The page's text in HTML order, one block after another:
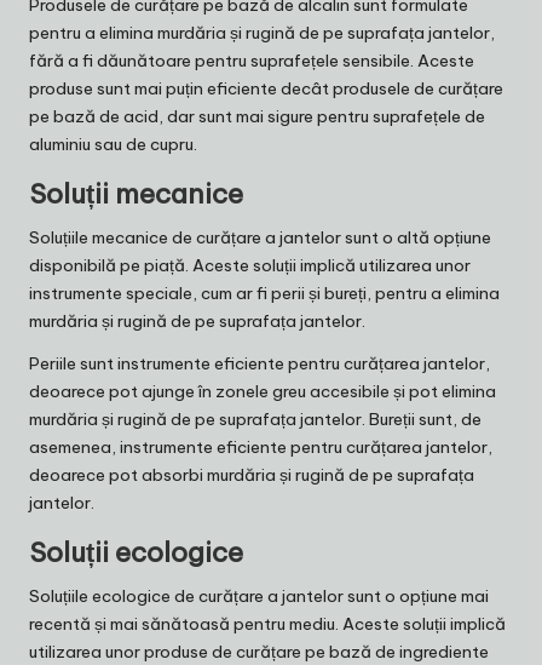
Produsele de curățare pe bază de alcalin sunt formulate
pentru a elimina murdăria și rugină de pe suprafața jantelor,
fără a fi dăunătoare pentru suprafețele sensibile. Aceste
produse sunt mai puțin eficiente decât produsele de curățare
pe bază de acid, dar sunt mai sigure pentru suprafețele de
aluminiu sau de cupru.
Soluții mecanice
Soluțiile mecanice de curățare a jantelor sunt o altă opțiune
disponibilă pe piață. Aceste soluții implică utilizarea unor
instrumente speciale, cum ar fi perii și bureți, pentru a elimina
murdăria și rugină de pe suprafața jantelor.
Periile sunt instrumente eficiente pentru curățarea jantelor,
deoarece pot ajunge în zonele greu accesibile și pot elimina
murdăria și rugină de pe suprafața jantelor. Bureții sunt, de
asemenea, instrumente eficiente pentru curățarea jantelor,
deoarece pot absorbi murdăria și rugină de pe suprafața
jantelor.
Soluții ecologice
Soluțiile ecologice de curățare a jantelor sunt o opțiune mai
recentă și mai sănătoasă pentru mediu. Aceste soluții implică
utilizarea unor produse de curățare pe bază de ingrediente